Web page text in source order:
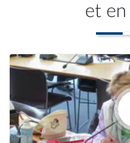
et en